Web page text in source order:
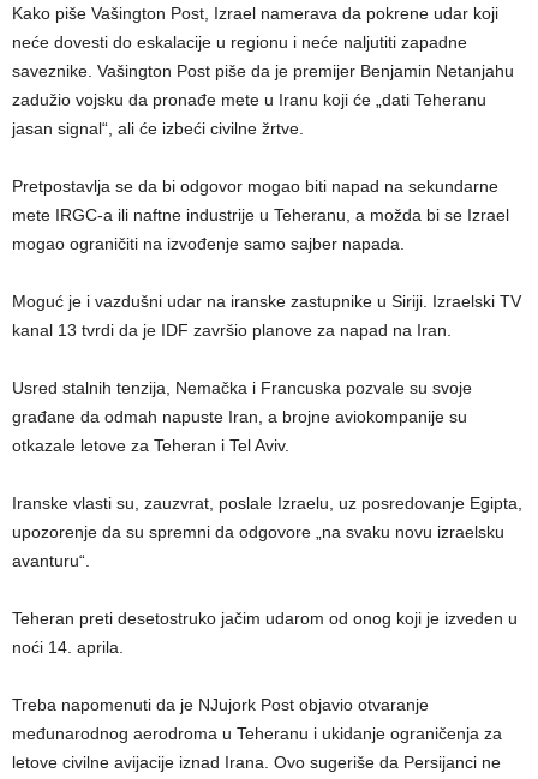
Kako piše Vašington Post, Izrael namerava da pokrene udar koji
neće dovesti do eskalacije u regionu i neće naljutiti zapadne
saveznike. Vašington Post piše da je premijer Benjamin Netanjahu
zadužio vojsku da pronađe mete u Iranu koji će „dati Teheranu
jasan signal“, ali će izbeći civilne žrtve.
Pretpostavlja se da bi odgovor mogao biti napad na sekundarne
mete IRGC-a ili naftne industrije u Teheranu, a možda bi se Izrael
mogao ograničiti na izvođenje samo sajber napada.
Moguć je i vazdušni udar na iranske zastupnike u Siriji. Izraelski TV
kanal 13 tvrdi da je IDF završio planove za napad na Iran.
Usred stalnih tenzija, Nemačka i Francuska pozvale su svoje
građane da odmah napuste Iran, a brojne aviokompanije su
otkazale letove za Teheran i Tel Aviv.
Iranske vlasti su, zauzvrat, poslale Izraelu, uz posredovanje Egipta,
upozorenje da su spremni da odgovore „na svaku novu izraelsku
avanturu“.
Teheran preti desetostruko jačim udarom od onog koji je izveden u
noći 14. aprila.
Treba napomenuti da je NJujork Post objavio otvaranje
međunarodnog aerodroma u Teheranu i ukidanje ograničenja za
letove civilne avijacije iznad Irana. Ovo sugeriše da Persijanci ne